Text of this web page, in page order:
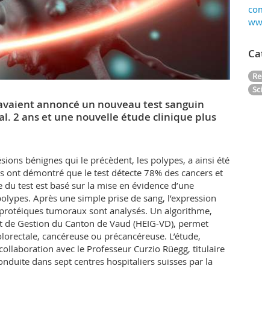
annoncé un nouveau test sanguin
2 ans et une nouvelle étude clinique plus
bénignes qui le précèdent, les polypes, a ainsi été
démontré que le test détecte 78% des cancers et
test est basé sur la mise en évidence d’une
Après une simple prise de sang, l’expression
tumoraux sont analysés. Un algorithme,
Gestion du Canton de Vaud (HEIG-VD), permet
cancéreuse ou précancéreuse. L’étude,
avec le Professeur Curzio Rüegg, titulaire
dans sept centres hospitaliers suisses par la